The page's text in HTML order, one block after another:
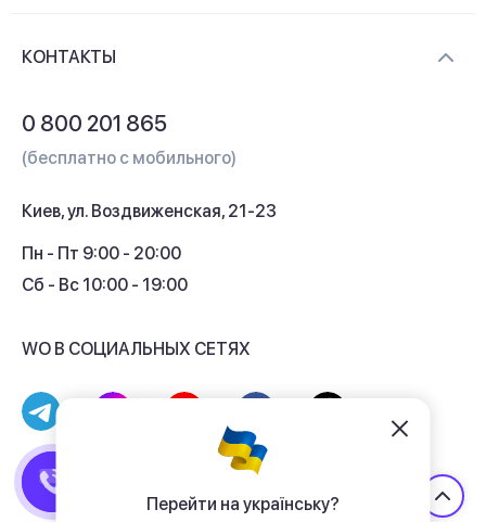
Перейти на українську?
Контакты
Кэшбек
КОНТАКТЫ
0 800 201 865
(бесплатно с мобильного)
Киев, ул. Воздвиженская, 21-23
Пн - Пт 9:00 - 20:00
Сб - Вс 10:00 - 19:00
WO В СОЦИАЛЬНЫХ СЕТЯХ
Договор публичной оферты
Политика конфиденциальности